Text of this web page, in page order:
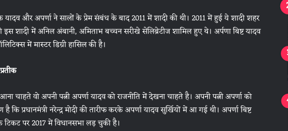
और अपर्णा ने सालों के प्रेम संबंध के बाद 2011 में शादी की थी। 2011 में हुई ये शादी शहर
इस शादी में अनिल अंबानी, अमिताभ बच्चन सरीखे सेलिब्रेटीज शामिल हुए थे। अर्पणा बिष्ट यादव
में मास्टर डिग्री हासिल की है।
चाहते वो अपनी पत्नी अपर्णा यादव को राजनीति में देखना चा‌हते है। अपनी पत्नी अपर्णा को
प्रधानमंत्री नरेन्द्र मोदी की तारीफ करके अपर्णा यादव सुर्खियों में आ गई थी। अपर्णा बिष्ट
पर 2017 में विधानसभा लड़ चुकी है।